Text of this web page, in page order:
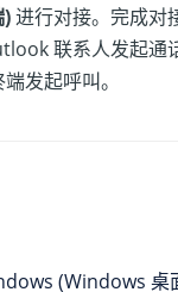
进行对接。完成对
联系人发起通
发起呼叫。
(Windows 桌